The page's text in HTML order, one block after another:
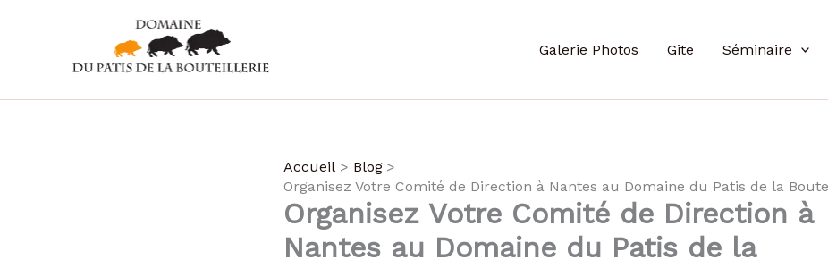
Galerie Photos Gite Séminaire
Accueil
Blog
Organisez Votre Comité de Direction à Nantes au Domaine du Patis de la
Organisez Votre Comité de Direction à
Nantes au Domaine du Patis de la